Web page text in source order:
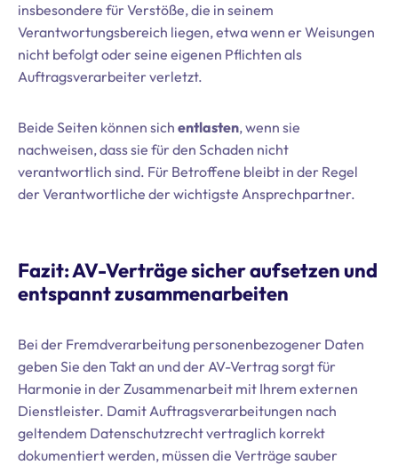
insbesondere für Verstöße, die in seinem
Verantwortungsbereich liegen, etwa wenn er Weisungen
nicht befolgt oder seine eigenen Pflichten als
Auftragsverarbeiter verletzt.
Beide Seiten können sich entlasten, wenn sie
nachweisen, dass sie für den Schaden nicht
verantwortlich sind. Für Betroffene bleibt in der Regel
der Verantwortliche der wichtigste Ansprechpartner.
Fazit: AV-Verträge sicher aufsetzen und
entspannt zusammenarbeiten
Bei der Fremdverarbeitung personenbezogener Daten
geben Sie den Takt an und der AV-Vertrag sorgt für
Harmonie in der Zusammenarbeit mit Ihrem externen
Dienstleister. Damit Auftragsverarbeitungen nach
geltendem Datenschutzrecht vertraglich korrekt
dokumentiert werden, müssen die Verträge sauber